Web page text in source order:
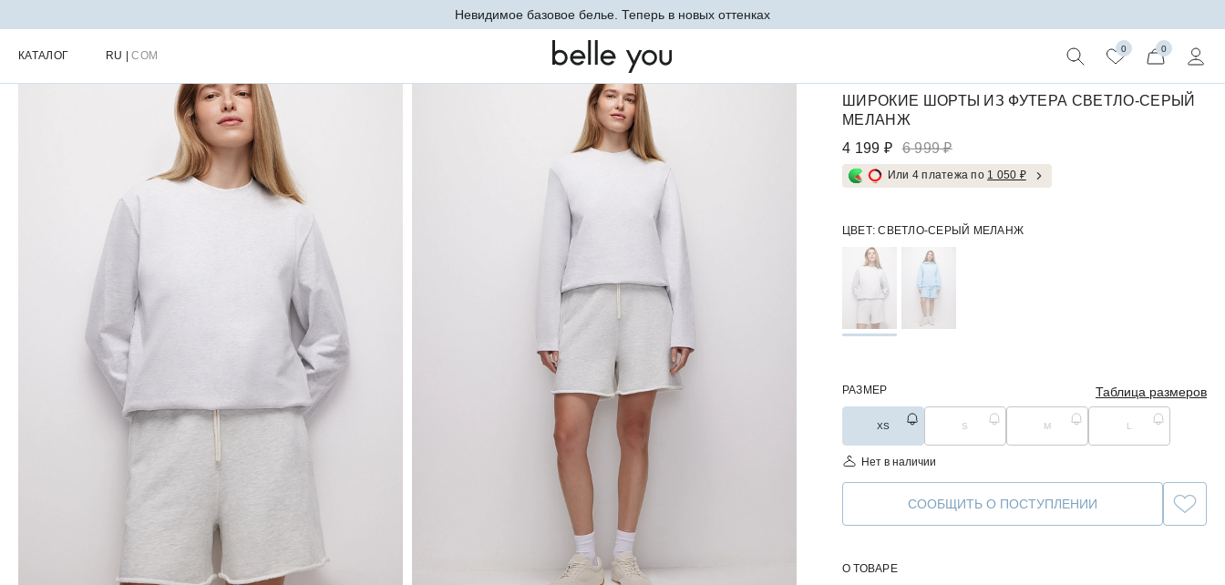
Невидимое базовое белье. Теперь в новых оттенках
КАТАЛОГ RU |COM
0 0
Женская одежда для города Шорты (светло-серый меланж)
ШИРОКИЕ ШОРТЫ ИЗ ФУТЕРА СВЕТЛО-СЕРЫЙ
МЕЛАНЖ
4 199 ₽
6 999 ₽
Или 4 платежа по 1 050 ₽
ЦВЕТ:СВЕТЛО-СЕРЫЙ МЕЛАНЖ
РАЗМЕР Таблица размеров
XS S M L
Нет в наличии
СООБЩИТЬ О ПОСТУПЛЕНИИ
О ТОВАРЕ